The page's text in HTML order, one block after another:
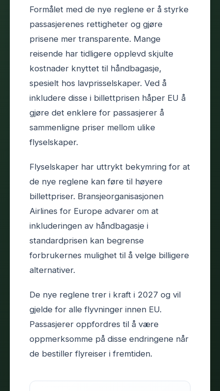
Formålet med de nye reglene er å styrke
passasjerenes rettigheter og gjøre
prisene mer transparente. Mange
reisende har tidligere opplevd skjulte
kostnader knyttet til håndbagasje,
spesielt hos lavprisselskaper. Ved å
inkludere disse i billettprisen håper EU å
gjøre det enklere for passasjerer å
sammenligne priser mellom ulike
flyselskaper.
Flyselskaper har uttrykt bekymring for at
de nye reglene kan føre til høyere
billettpriser. Bransjeorganisasjonen
Airlines for Europe advarer om at
inkluderingen av håndbagasje i
standardprisen kan begrense
forbrukernes mulighet til å velge billigere
alternativer.
De nye reglene trer i kraft i 2027 og vil
gjelde for alle flyvninger innen EU.
Passasjerer oppfordres til å være
oppmerksomme på disse endringene når
de bestiller flyreiser i fremtiden.